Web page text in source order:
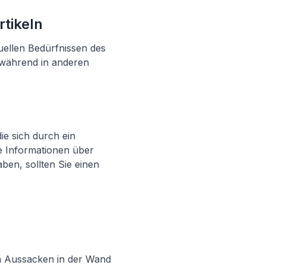
Bedürfnissen des
in anderen
sich durch ein
Informationen über
sollten Sie einen
in der Wand